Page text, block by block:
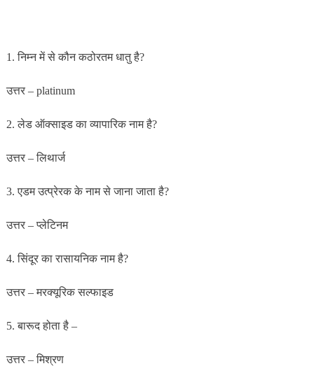
1. निम्न में से कौन कठोरतम धातु है?
उत्तर – platinum
2. लेड ऑक्साइड का व्यापारिक नाम है?
उत्तर – लिथार्ज
3. एडम उत्प्रेरक के नाम से जाना जाता है?
उत्तर – प्लेटिनम
4. सिंदूर का रासायनिक नाम है?
उत्तर – मरक्यूरिक सल्फाइड
5. बारूद होता है –
उत्तर – मिश्रण